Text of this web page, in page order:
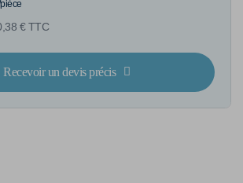
€ TTC
Recevoir un devis précis